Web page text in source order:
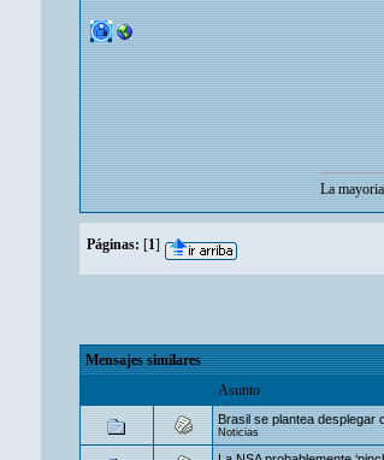
La
Páginas: [1]
Mensajes similares
Asunto
Brasil se plantea desplegar
Noticias